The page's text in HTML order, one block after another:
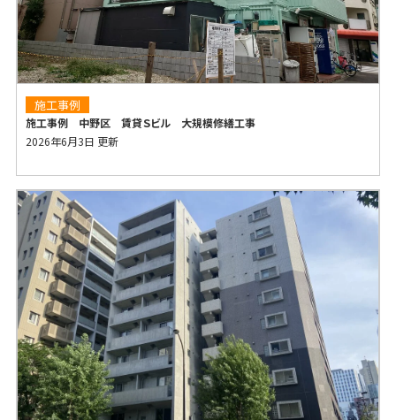
施工事例
施工事例 中野区 賃貸Ｓビル 大規模修繕工事
2026年6月3日 更新